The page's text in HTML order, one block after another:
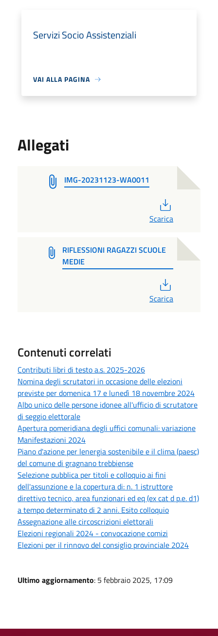
Servizi Socio Assistenziali
VAI ALLA PAGINA
Allegati
IMG-20231123-WA0011
Scarica
RIFLESSIONI RAGAZZI SCUOLE
MEDIE
Scarica
Contenuti correlati
Contributi libri di testo a.s. 2025-2026
Nomina degli scrutatori in occasione delle elezioni
previste per domenica 17 e lunedì 18 novembre 2024
Albo unico delle persone idonee all'ufficio di scrutatore
di seggio elettorale
Apertura pomeridiana degli uffici comunali: variazione
Manifestazioni 2024
Piano d'azione per lenergia sostenibile e il clima (paesc)
del comune di gragnano trebbiense
Selezione pubblica per titoli e colloquio ai fini
dell'assunzione e la copertura di: n. 1 istruttore
direttivo tecnico, area funzionari ed eq (ex cat d p.e. d1)
a tempo determinato di 2 anni. Esito colloquio
Assegnazione alle circoscrizioni elettorali
Elezioni regionali 2024 - convocazione comizi
Elezioni per il rinnovo del consiglio provinciale 2024
Ultimo aggiornamento: 5 febbraio 2025, 17:09